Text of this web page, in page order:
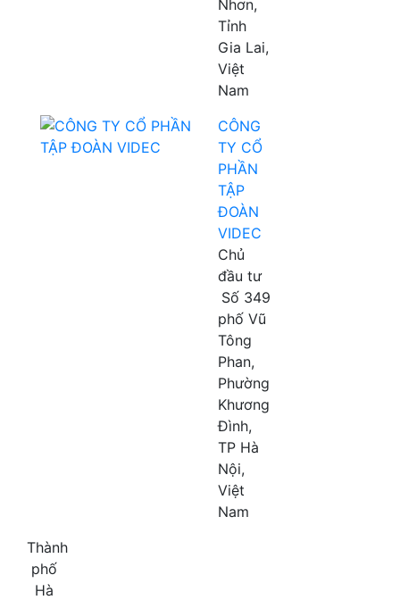
Nhơn,
Tỉnh
Gia Lai,
Việt
Nam
CÔNG
TY CỔ
PHẦN
TẬP
ĐOÀN
VIDEC
Chủ
đầu tư
Số 349
phố Vũ
Tông
Phan,
Phường
Khương
Đình,
TP Hà
Nội,
Việt
Nam
Thành
phố
Hà